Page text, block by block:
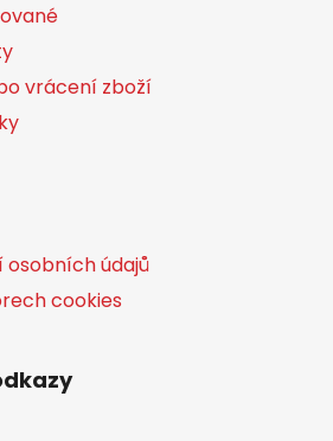
vrácení zboží
osobních údajů
cookies